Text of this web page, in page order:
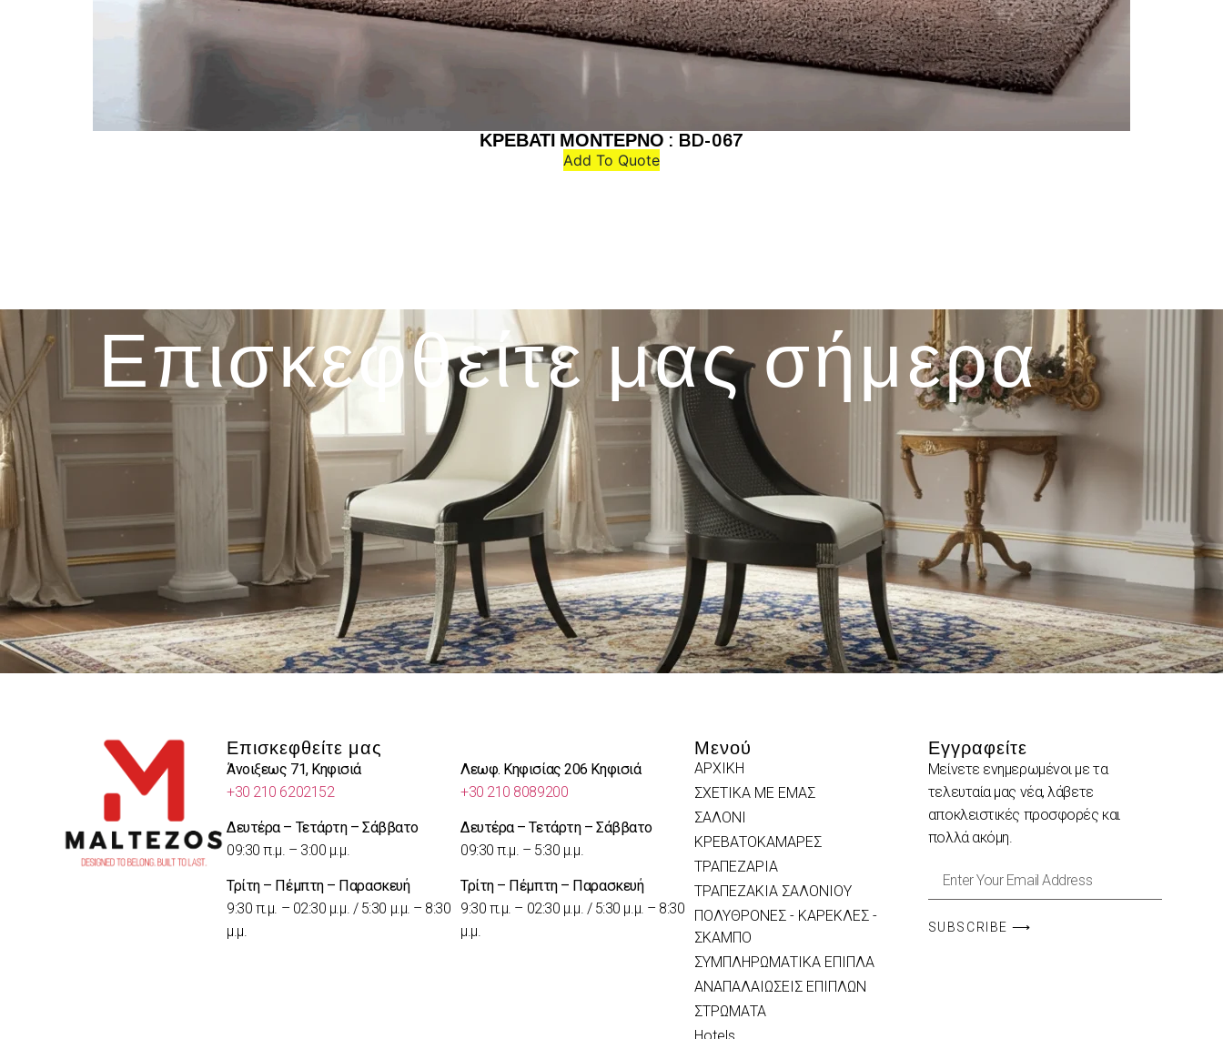
ΚΡΕΒΑΤΙ ΜΟΝΤΕΡΝΟ : BD-067
Add To Quote
Επισκεφθείτε μας σήμερα
Επισκεφθείτε μας
Άνοιξεως 71, Κηφισιά
+30 210 6202152
Δευτέρα – Τετάρτη – Σάββατο
09:30 π.μ. – 3:00 μ.μ.
Τρίτη – Πέμπτη – Παρασκευή
9:30 π.μ. – 02:30 μ.μ. / 5:30 μ.μ. – 8:30
μ.μ.
Λεωφ. Κηφισίας 206 Κηφισιά
+30 210 8089200
Δευτέρα – Τετάρτη – Σάββατο
09:30 π.μ. – 5:30 μ.μ.
Τρίτη – Πέμπτη – Παρασκευή
9:30 π.μ. – 02:30 μ.μ. / 5:30 μ.μ. – 8:30
μ.μ.
Μενού
ΑΡΧΙΚΗ
ΣΧΕΤΙΚΑ ΜΕ ΕΜΑΣ
ΣΑΛΟΝΙ
ΚΡΕΒΑΤΟΚΑΜΑΡΕΣ
ΤΡΑΠΕΖΑΡΙΑ
ΤΡΑΠΕΖΑΚΙΑ ΣΑΛΟΝΙΟΥ
ΠΟΛΥΘΡΟΝΕΣ - ΚΑΡΕΚΛΕΣ -
ΣΚΑΜΠΟ
ΣΥΜΠΛΗΡΩΜΑΤΙΚΑ ΕΠΙΠΛΑ
ΑΝΑΠΑΛΑΙΩΣΕΙΣ ΕΠΙΠΛΩΝ
ΣΤΡΩΜΑΤΑ
Hotels
Εγγραφείτε
Μείνετε ενημερωμένοι με τα
τελευταία μας νέα, λάβετε
αποκλειστικές προσφορές και
πολλά ακόμη.
SUBSCRIBE ⟶